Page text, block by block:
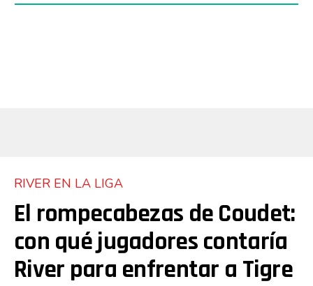
RIVER EN LA LIGA
El rompecabezas de Coudet:
con qué jugadores contaría
River para enfrentar a Tigre